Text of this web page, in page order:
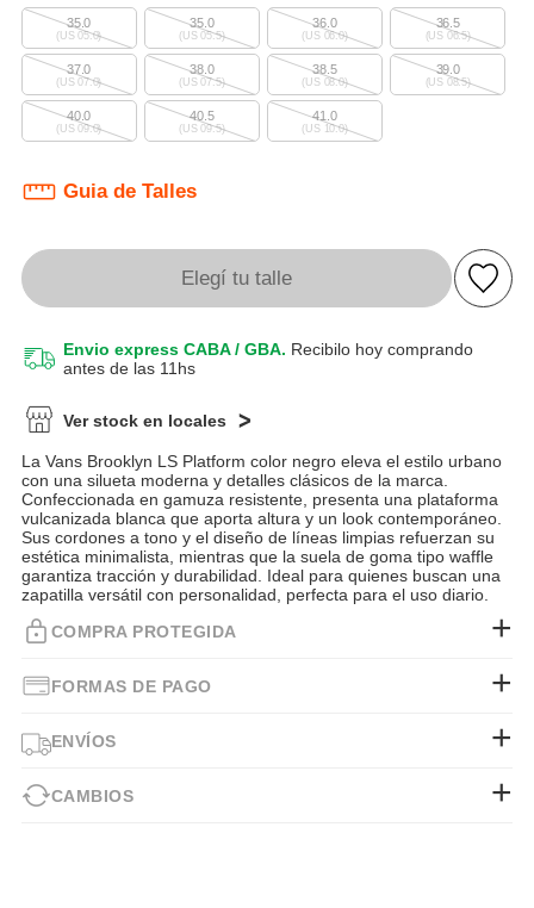
35.0
(US 05.0)
35.0
(US 05.5)
36.0
(US 06.0)
36.5
(US 06.5)
37.0
(US 07.0)
38.0
(US 07.5)
38.5
(US 08.0)
39.0
(US 08.5)
40.0
(US 09.0)
40.5
(US 09.5)
41.0
(US 10.0)
Guia de Talles
Elegí tu talle
Envio express CABA / GBA. Recibilo hoy comprando
antes de las 11hs
Ver stock en locales
La Vans Brooklyn LS Platform color negro eleva el estilo urbano
con una silueta moderna y detalles clásicos de la marca.
Confeccionada en gamuza resistente, presenta una plataforma
vulcanizada blanca que aporta altura y un look contemporáneo.
Sus cordones a tono y el diseño de líneas limpias refuerzan su
estética minimalista, mientras que la suela de goma tipo waffle
garantiza tracción y durabilidad. Ideal para quienes buscan una
zapatilla versátil con personalidad, perfecta para el uso diario.
COMPRA PROTEGIDA
FORMAS DE PAGO
ENVÍOS
CAMBIOS